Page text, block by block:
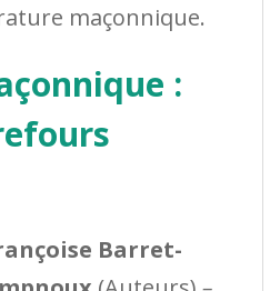
maçonnique.
:
Barret-